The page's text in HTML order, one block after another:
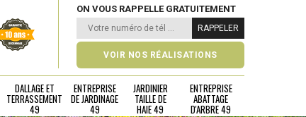
ON VOUS RAPPELLE GRATUITEMENT
VOIR NOS RÉALISATIONS
DALLAGE ET
TERRASSEMENT
49
ENTREPRISE
DE JARDINAGE
49
JARDINIER
TAILLE DE
HAIE 49
ENTREPRISE
ABATTAGE
D'ARBRE 49